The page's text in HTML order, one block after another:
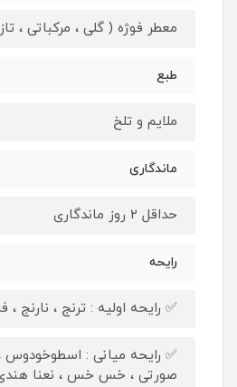
معطر فوژه ( گلی ، مرکباتی ،
طبع
ملایم و تلخ
ماندگاری
حداقل ۲ روز ماندگاری
رایحه
✅ رایحه اولیه : ترنج ، نارنج ،
✅ رایحه میانی : اسطوخودوس
صورتی ، خس خس ، نعنا